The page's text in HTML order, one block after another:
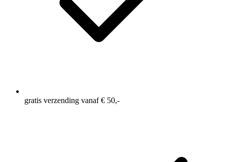
gratis verzending vanaf € 50,-